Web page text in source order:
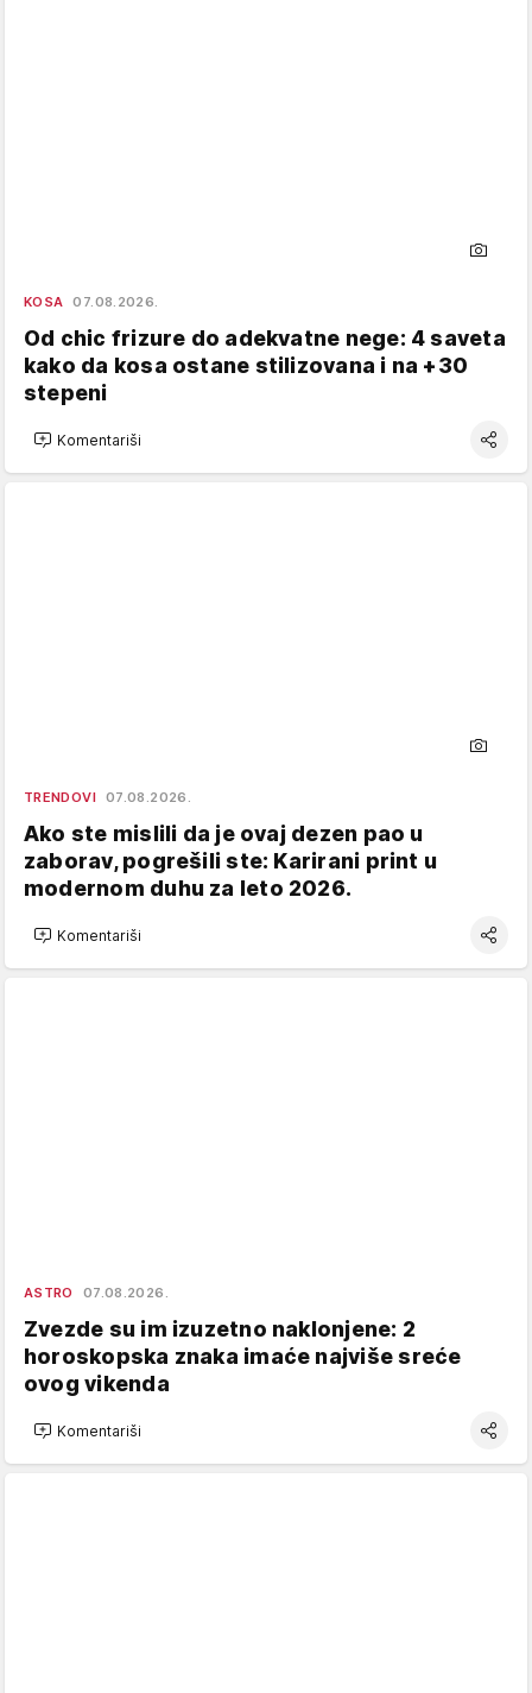
KOSA 07.08.2026.
Od chic frizure do adekvatne nege: 4 saveta
kako da kosa ostane stilizovana i na +30
stepeni
Komentariši
TRENDOVI 07.08.2026.
Ako ste mislili da je ovaj dezen pao u
zaborav, pogrešili ste: Karirani print u
modernom duhu za leto 2026.
Komentariši
ASTRO 07.08.2026.
Zvezde su im izuzetno naklonjene: 2
horoskopska znaka imaće najviše sreće
ovog vikenda
Komentariši